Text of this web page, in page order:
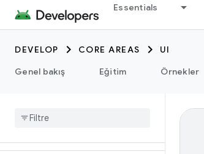
Essentials
DEVELOP CORE AREAS
UI
Genel bakış
Eğitim Örnekler